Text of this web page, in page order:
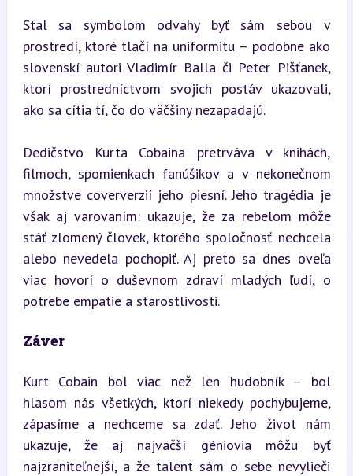
Stal sa symbolom odvahy byť sám sebou v
prostredí, ktoré tlačí na uniformitu – podobne ako
slovenskí autori Vladimír Balla či Peter Pišťanek,
ktorí prostredníctvom svojich postáv ukazovali,
ako sa cítia tí, čo do väčšiny nezapadajú.
Dedičstvo Kurta Cobaina pretrváva v knihách,
filmoch, spomienkach fanúšikov a v nekonečnom
množstve coververzií jeho piesní. Jeho tragédia je
však aj varovaním: ukazuje, že za rebelom môže
stáť zlomený človek, ktorého spoločnosť nechcela
alebo nevedela pochopiť. Aj preto sa dnes oveľa
viac hovorí o duševnom zdraví mladých ľudí, o
potrebe empatie a starostlivosti.
Záver
Kurt Cobain bol viac než len hudobník – bol
hlasom nás všetkých, ktorí niekedy pochybujeme,
zápasíme a nechceme sa zdať. Jeho život nám
ukazuje, že aj najväčší géniovia môžu byť
najzraniteľnejší, a že talent sám o sebe nevylieči